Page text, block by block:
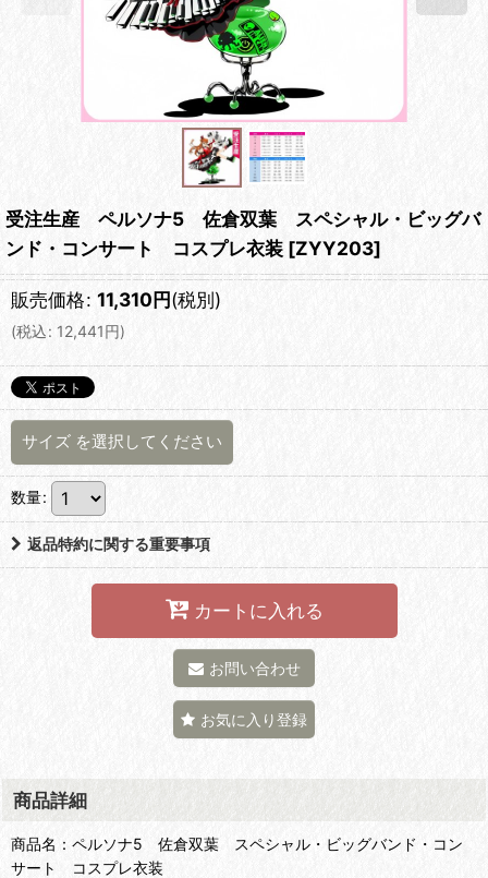
受注生産 ペルソナ5 佐倉双葉 スペシャル・ビッグバ
ンド・コンサート コスプレ衣装 [ZYY203]
販売価格: 11,310円(税別)
(税込: 12,441円)
サイズ を選択してください
数量:
返品特約に関する重要事項
カートに入れる
お問い合わせ
お気に入り登録
商品詳細
商品名：ペルソナ5 佐倉双葉 スペシャル・ビッグバンド・コン
サート コスプレ衣装